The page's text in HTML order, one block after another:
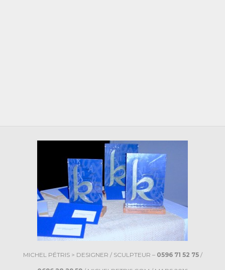
MICHEL PÉTRIS > DESIGNER / SCULPTEUR – 0596 71 52 75/